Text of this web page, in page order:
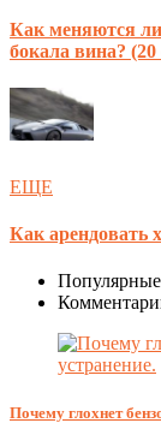
Как меняются
бокала вина?
ЕЩЕ
Как арендовать
Популярные
Почему глохнет